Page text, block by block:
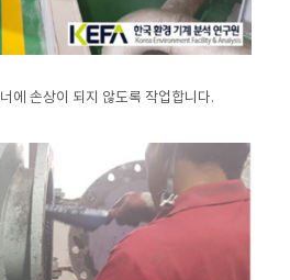
에 손상이 되지 않도록 작업합니다.